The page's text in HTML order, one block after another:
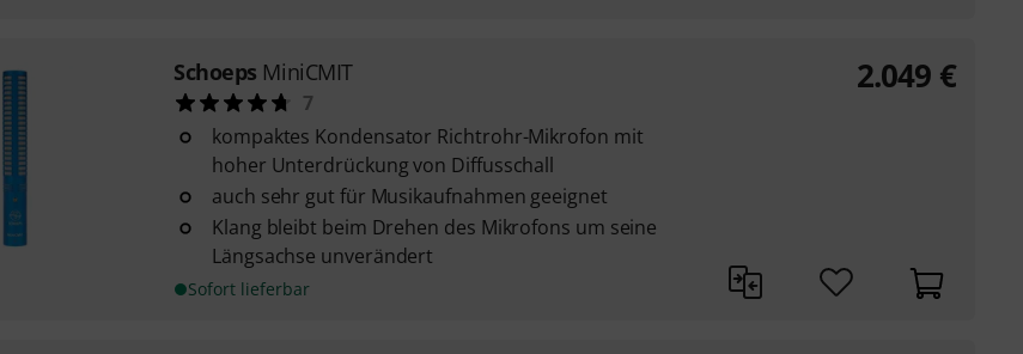
Schoeps MiniCMIT
7
kompaktes Kondensator Richtrohr-Mikrofon mit
hoher Unterdrückung von Diffusschall
auch sehr gut für Musikaufnahmen geeignet
Klang bleibt beim Drehen des Mikrofons um seine
Längsachse unverändert
Sofort lieferbar
2.049 €